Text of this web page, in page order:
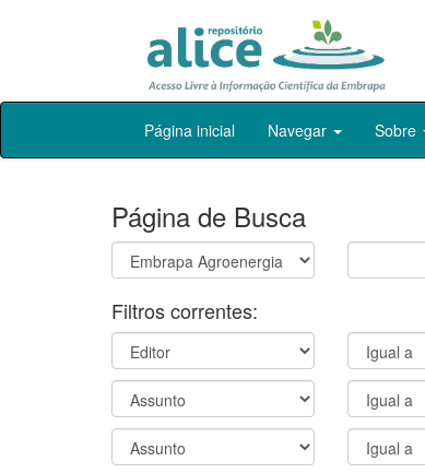
Skip
Página inicial Navegar Sobre
Página de Busca
Filtros correntes: